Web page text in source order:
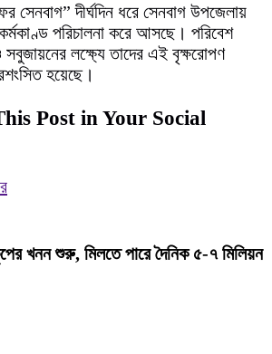
সেনবাগ” দীর্ঘদিন ধরে সেনবাগ উপজেলায়
পরিচালনা করে আসছে। পরিবেশ
সবুজায়নের লক্ষ্যে তাদের এই বৃক্ষরোপণ
হয়েছে।
Post in Your Social
খনন শুরু, মিলতে পারে দৈনিক ৫-৭ মিলিয়ন